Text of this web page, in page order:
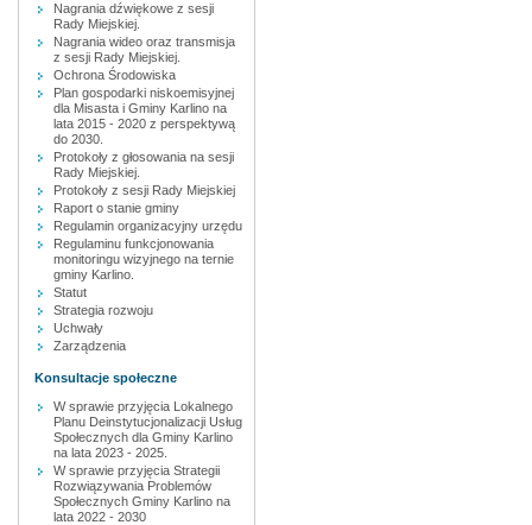
Nagrania dźwiękowe z sesji
Rady Miejskiej.
Nagrania wideo oraz transmisja
z sesji Rady Miejskiej.
Ochrona Środowiska
Plan gospodarki niskoemisyjnej
dla Misasta i Gminy Karlino na
lata 2015 - 2020 z perspektywą
do 2030.
Protokoły z głosowania na sesji
Rady Miejskiej.
Protokoły z sesji Rady Miejskiej
Raport o stanie gminy
Regulamin organizacyjny urzędu
Regulaminu funkcjonowania
monitoringu wizyjnego na ternie
gminy Karlino.
Statut
Strategia rozwoju
Uchwały
Zarządzenia
Konsultacje społeczne
W sprawie przyjęcia Lokalnego
Planu Deinstytucjonalizacji Usług
Społecznych dla Gminy Karlino
na lata 2023 - 2025.
W sprawie przyjęcia Strategii
Rozwiązywania Problemów
Społecznych Gminy Karlino na
lata 2022 - 2030